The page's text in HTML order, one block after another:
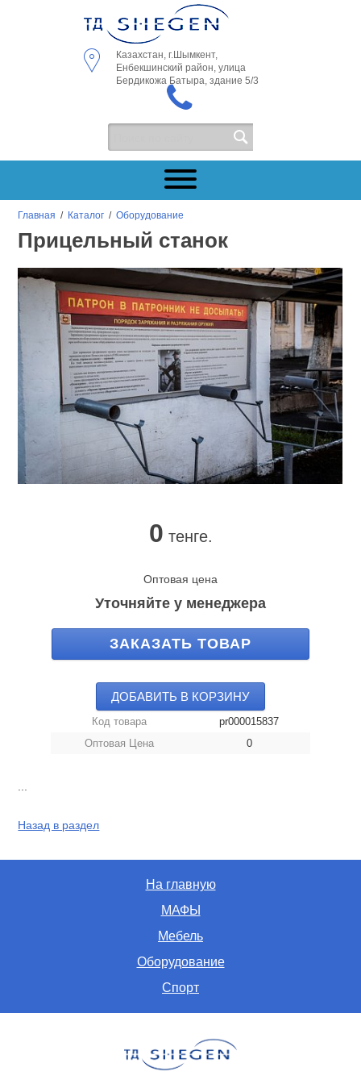
Казахстан, г.Шымкент,
Енбекшинский район, улица
Бердикожа Батыра, здание 5/3
Главная / Каталог /Оборудование
Прицельный станок
0 тенге.
Оптовая цена
Уточняйте у менеджера
ЗАКАЗАТЬ ТОВАР
ДОБАВИТЬ В КОРЗИНУ
Код товара
pr000015837
Оптовая Цена
0
...
Назад в раздел
На главную
МАФЫ
Мебель
Оборудование
Спорт